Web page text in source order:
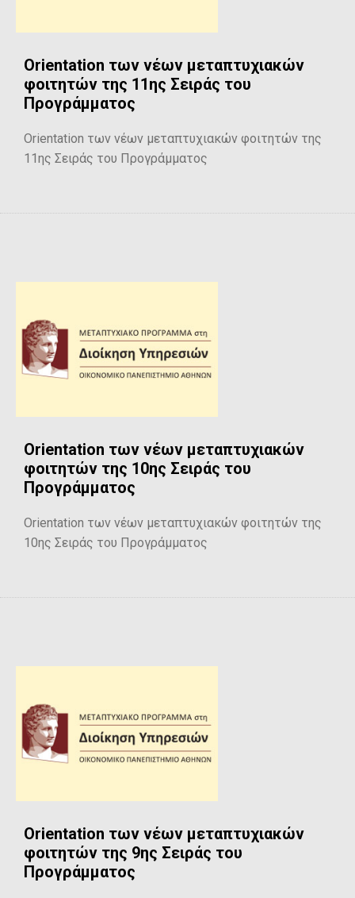
Orientation των νέων μεταπτυχιακών
φοιτητών της 11ης Σειράς του
Προγράμματος
Orientation των νέων μεταπτυχιακών φοιτητών της
11ης Σειράς του Προγράμματος
Orientation των νέων μεταπτυχιακών
φοιτητών της 10ης Σειράς του
Προγράμματος
Orientation των νέων μεταπτυχιακών φοιτητών της
10ης Σειράς του Προγράμματος
Orientation των νέων μεταπτυχιακών
φοιτητών της 9ης Σειράς του
Προγράμματος